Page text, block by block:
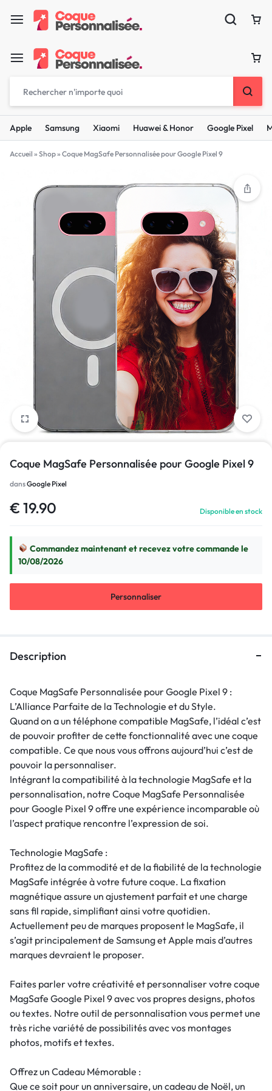
Apple Samsung Xiaomi Huawei & Honor Google Pixel
Accueil » Shop» Coque MagSafe Personnalisée pour Google Pixel 9
1/1
Coque MagSafe Personnalisée pour Google Pixel 9
dansGoogle Pixel
€ 19.90 Disponible en stock
Commandez maintenant et recevez votre commande le
10/08/2026
Personnaliser
Description
Coque MagSafe Personnalisée pour Google Pixel 9 :
L’Alliance Parfaite de la Technologie et du Style.
Quand on a un téléphone compatible MagSafe, l’idéal c’est
de pouvoir profiter de cette fonctionnalité avec une coque
compatible. Ce que nous vous offrons aujourd’hui c’est de
pouvoir la personnaliser.
Intégrant la compatibilité à la technologie MagSafe et la
personnalisation, notre Coque MagSafe Personnalisée
pour Google Pixel 9 offre une expérience incomparable où
l’aspect pratique rencontre l’expression de soi.
Technologie MagSafe :
Profitez de la commodité et de la fiabilité de la technologie
MagSafe intégrée à votre future coque. La fixation
magnétique assure un ajustement parfait et une charge
sans fil rapide, simplifiant ainsi votre quotidien.
Actuellement peu de marques proposent le MagSafe, il
s’agit principalement de Samsung et Apple mais d’autres
marques devraient le proposer.
Faites parler votre créativité et personnaliser votre coque
MagSafe Google Pixel 9 avec vos propres designs, photos
ou textes. Notre outil de personnalisation vous permet une
très riche variété de possibilités avec vos montages
photos, motifs et textes.
Offrez un Cadeau Mémorable :
Que ce soit pour un anniversaire, un cadeau de Noël, un